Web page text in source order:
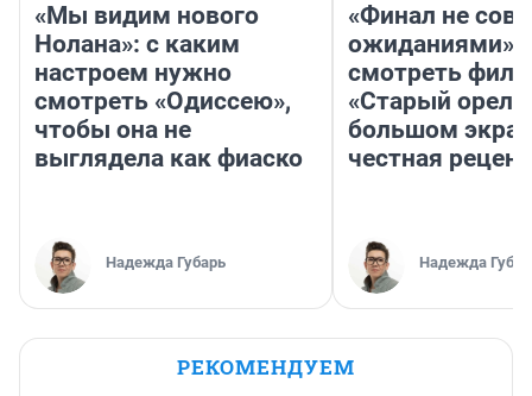
«Мы видим нового
Нолана»: с каким
настроем нужно
смотреть «Одиссею»,
чтобы она не
выглядела как фиаско
Надежда Губарь
«Финал не
ожиданиями»:
смотреть
«Старый орел»
большом
честная
Надежда
РЕКОМЕНДУЕМ